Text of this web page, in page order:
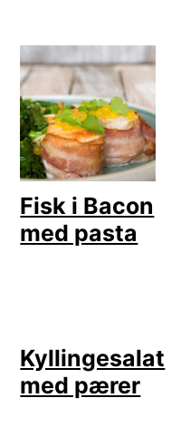
Fisk i Bacon
med pasta
Kyllingesalat
med pærer